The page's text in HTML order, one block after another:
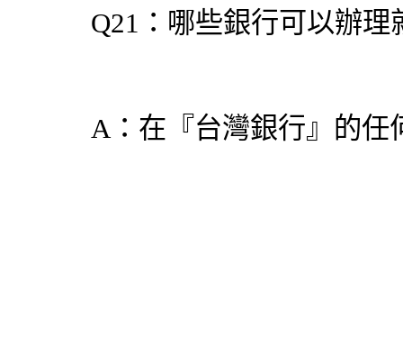
Q21：哪些銀行可以辦理
A：在『台灣銀行』的任